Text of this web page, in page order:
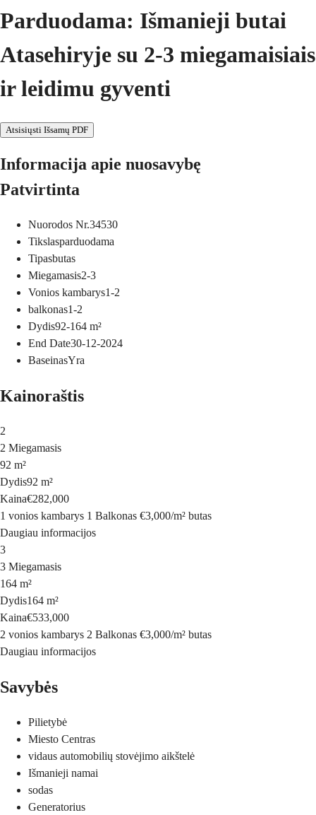
Parduodama: Išmanieji butai
Atasehiryje su 2-3 miegamaisiais
ir leidimu gyventi
Atsisiųsti Išsamų PDF
Informacija apie nuosavybę
Patvirtinta
Nuorodos Nr.34530
Tikslasparduodama
Tipasbutas
Miegamasis2-3
Vonios kambarys1-2
balkonas1-2
Dydis92-164 m²
End Date30-12-2024
BaseinasYra
Kainoraštis
2
2 Miegamasis
92 m²
Dydis92 m²
Kaina€282,000
1 vonios kambarys 1 Balkonas €3,000/m² butas
Daugiau informacijos
3
3 Miegamasis
164 m²
Dydis164 m²
Kaina€533,000
2 vonios kambarys 2 Balkonas €3,000/m² butas
Daugiau informacijos
Savybės
Pilietybė
Miesto Centras
vidaus automobilių stovėjimo aikštelė
Išmanieji namai
sodas
Generatorius